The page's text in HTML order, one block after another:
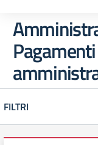
FILTRI